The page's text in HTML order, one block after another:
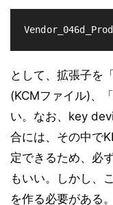
として、拡張子を
(KCMファイル)、
い。なお、key
合には、その中で
定できるため、必
もいい。しかし、
を作る必要がある。